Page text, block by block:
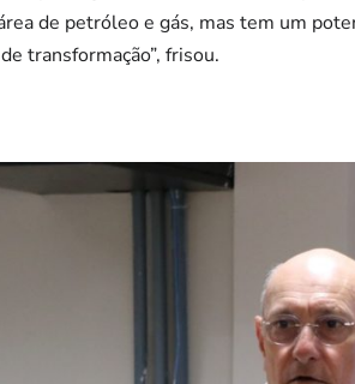
de petróleo e gás, mas tem um
transformação”, frisou.